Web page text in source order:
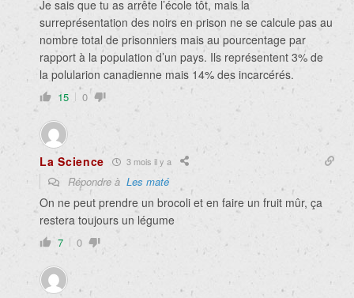
Je sais que tu as arrête l’école tôt, mais la
surreprésentation des noirs en prison ne se calcule pas au
nombre total de prisonniers mais au pourcentage par
rapport à la population d’un pays. Ils représentent 3% de
la polularion canadienne mais 14% des incarcérés.
15 0
La Science 3 mois il y a
Répondre à Les maté
On ne peut prendre un brocoli et en faire un fruit mûr, ça
restera toujours un légume
7 0